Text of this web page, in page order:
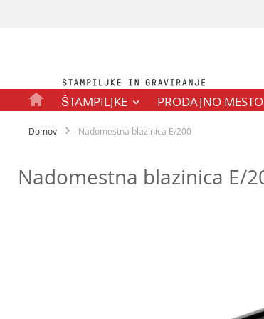
ŠTAMPILJKE PRODAJNO MESTO
Domov Nadomestna blazinica E/200
Nadomestna blazinica E/